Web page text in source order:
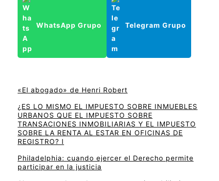
WhatsApp Grupo Telegram Grupo
«El abogado» de Henri Robert
¿ES LO MISMO EL IMPUESTO SOBRE INMUEBLES
URBANOS QUE EL IMPUESTO SOBRE
TRANSACIONES INMOBILIARIAS Y EL IMPUESTO
SOBRE LA RENTA AL ESTAR EN OFICINAS DE
REGISTRO? I
Philadelphia: cuando ejercer el Derecho permite
participar en la justicia